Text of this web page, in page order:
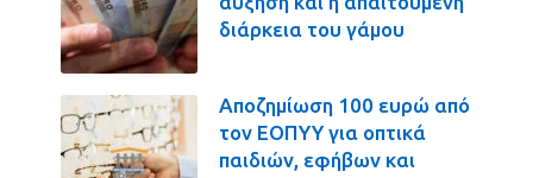
διάρκεια του γάμου
Αποζημίωση 100 ευρώ από
τον ΕΟΠΥΥ για οπτικά
παιδιών, εφήβων και